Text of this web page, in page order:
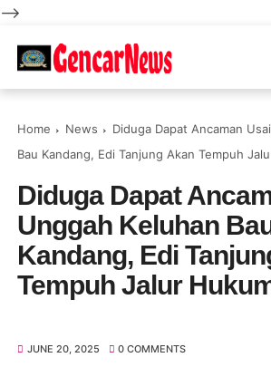
-->
Home News
Diduga Dapat Ancaman
Bau Kandang, Edi Tanjung Akan Tempuh
Diduga Dapat
Unggah Keluhan
Kandang, Edi
Tempuh Jalur
JUNE 20, 2025 0 COMMENTS